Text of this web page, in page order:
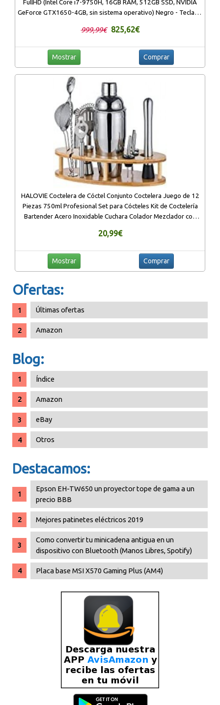
FullHD (Intel Core i7-9750H, 16GB RAM, 512GB SSD, NVIDIA
GeForce GTX1650-4GB, sin sistema operativo) Negro - Teclado
999,99€ 825,62€
Mostrar Comprar
HALOVIE Coctelera de Cóctel Conjunto Coctelera Juego de 12
Piezas 750ml Profesional Set para Cócteles Kit de Coctelería
Bartender Acero Inoxidable Cuchara Colador Mezclador con
20,99€
Mostrar Comprar
Ofertas:
Últimas ofertas
Amazon
Blog:
Índice
Amazon
eBay
Otros
Destacamos:
Epson EH-TW650 un proyector tope de gama a un
precio BBB
Mejores patinetes eléctricos 2019
Como convertir tu minicadena antigua en un
dispositivo con Bluetooth (Manos Libres, Spotify)
Placa base MSI X570 Gaming Plus (AM4)